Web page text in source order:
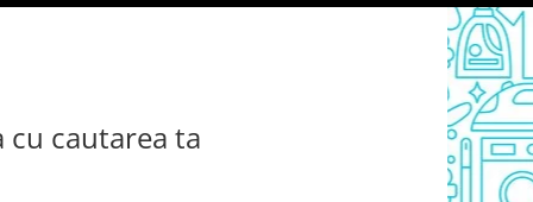
cu cautarea ta